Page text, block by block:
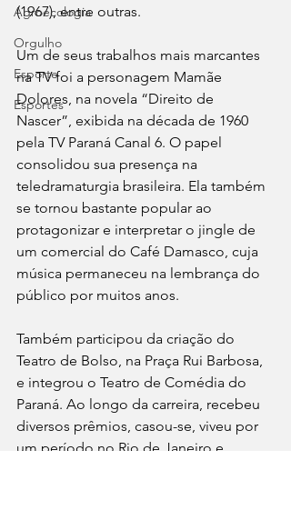
Agroecologia
Orgulho
Esporte
Esportes
(1967), entre outras.
Um de seus trabalhos mais marcantes
na TV foi a personagem Mamãe
Dolores, na novela “Direito de
Nascer”, exibida na década de 1960
pela TV Paraná Canal 6. O papel
consolidou sua presença na
teledramaturgia brasileira. Ela também
se tornou bastante popular ao
protagonizar e interpretar o jingle de
um comercial do Café Damasco, cuja
música permaneceu na lembrança do
público por muitos anos.
Também participou da criação do
Teatro de Bolso, na Praça Rui Barbosa,
e integrou o Teatro de Comédia do
Paraná. Ao longo da carreira, recebeu
diversos prêmios, casou-se, viveu por
um período no Rio de Janeiro e